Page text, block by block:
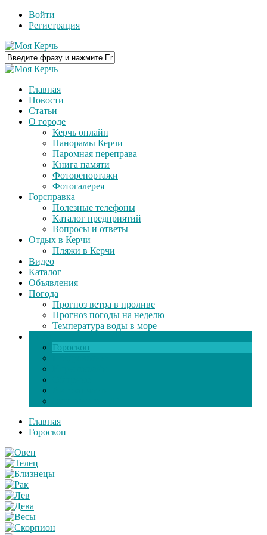
Войти
Регистрация
Главная
Новости
Статьи
О городе
Керчь онлайн
Панорамы Керчи
Паромная переправа
Книга памяти
Фоторепортажи
Фотогалерея
Горсправка
Полезные телефоны
Каталог предприятий
Вопросы и ответы
Отдых в Керчи
Пляжи в Керчи
Видео
Каталог
Объявления
Погода
Прогноз ветра в проливе
Прогноз погоды на неделю
Температура воды в море
Гороскоп
Главная
Гороскоп